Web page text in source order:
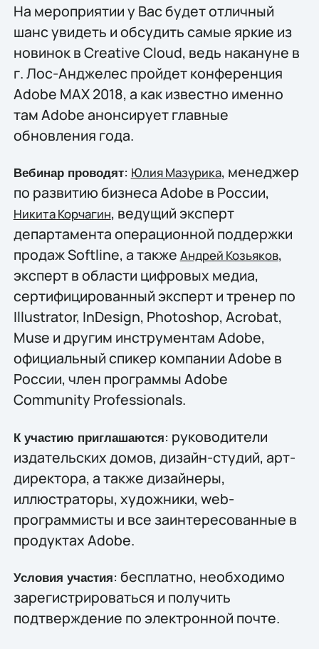
На мероприятии у Вас будет отличный
шанс увидеть и обсудить самые яркие из
новинок в Creative Cloud, ведь накануне в
г. Лос-Анджелес пройдет конференция
Adobe MAX 2018, а как известно именно
там Adobe анонсирует главные
обновления года.
Вебинар проводят: Юлия Мазурика, менеджер
по развитию бизнеса Adobe в России,
Никита Корчагин, ведущий эксперт
департамента операционной поддержки
продаж Softline, а также Андрей Козьяков,
эксперт в области цифровых медиа,
сертифицированный эксперт и тренер по
Illustrator, InDesign, Photoshop, Acrobat,
Muse и другим инструментам Adobe,
официальный спикер компании Adobe в
России, член программы Adobe
Community Professionals.
К участию приглашаются: руководители
издательских домов, дизайн-студий, арт-
директора, а также дизайнеры,
иллюстраторы, художники, web-
программисты и все заинтересованные в
продуктах Adobe.
Условия участия: бесплатно, необходимо
зарегистрироваться и получить
подтверждение по электронной почте.